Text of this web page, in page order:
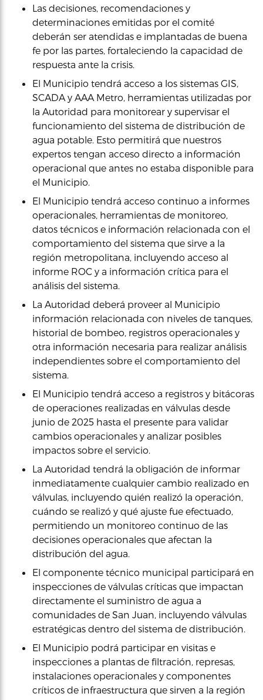
Las decisiones, recomendaciones y
determinaciones emitidas por el comité
deberán ser atendidas e implantadas de buena
fe por las partes, fortaleciendo la capacidad de
respuesta ante la crisis.
El Municipio tendrá acceso a los sistemas GIS,
SCADA y AAA Metro, herramientas utilizadas por
la Autoridad para monitorear y supervisar el
funcionamiento del sistema de distribución de
agua potable. Esto permitirá que nuestros
expertos tengan acceso directo a información
operacional que antes no estaba disponible para
el Municipio.
El Municipio tendrá acceso continuo a informes
operacionales, herramientas de monitoreo,
datos técnicos e información relacionada con el
comportamiento del sistema que sirve a la
región metropolitana, incluyendo acceso al
informe ROC y a información crítica para el
análisis del sistema.
La Autoridad deberá proveer al Municipio
información relacionada con niveles de tanques,
historial de bombeo, registros operacionales y
otra información necesaria para realizar análisis
independientes sobre el comportamiento del
sistema.
El Municipio tendrá acceso a registros y bitácoras
de operaciones realizadas en válvulas desde
junio de 2025 hasta el presente para validar
cambios operacionales y analizar posibles
impactos sobre el servicio.
La Autoridad tendrá la obligación de informar
inmediatamente cualquier cambio realizado en
válvulas, incluyendo quién realizó la operación,
cuándo se realizó y qué ajuste fue efectuado,
permitiendo un monitoreo continuo de las
decisiones operacionales que afectan la
distribución del agua.
El componente técnico municipal participará en
inspecciones de válvulas críticas que impactan
directamente el suministro de agua a
comunidades de San Juan, incluyendo válvulas
estratégicas dentro del sistema de distribución.
El Municipio podrá participar en visitas e
inspecciones a plantas de filtración, represas,
instalaciones operacionales y componentes
críticos de infraestructura que sirven a la región